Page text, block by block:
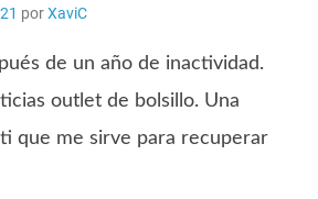
porXaviC
de un año de inactividad.
outlet de bolsillo. Una
que me sirve para recuperar